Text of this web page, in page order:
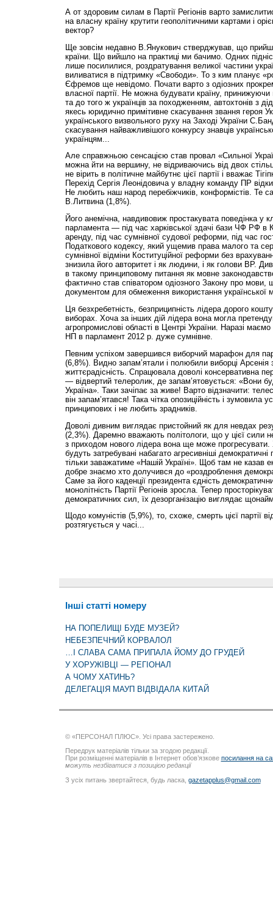
А от здоровим силам в Партії Регіонів варто
на власну країну крутити геополітичними картами і
вектор?
Ще зовсім недавно В.Яну­кович стверджував, що
країни. Що вийшло на практиці ми бачимо. Одних
лише посилилися, роздратування великої частини
виливатися в підтримку «Свободи». То з ким планує
Єфремов ще невідомо. Почати варто з одіозних
власної партії. Не можна будувати країну, принижуючи
та до того ж українців за походженням, автохтонів з
якесь юридично примітивне скасування звання героя
українського визвольного руху на Заході України
скасування найважливішого конкурсу знавців
українцям...
Але справжньою сенсацією став провал «Сильної
можна йти на вершину, не відриваючись від двох
не вірить в політичне майбутнє цієї партії і вважає
Перехід Сергія Леонідовича у владну команду ПР
Не любить наш народ перебіжчиків, конформістів. Те
В.Литвина (1,8%).
Його анемічна, навдивовиж простакувата поведінка у
парламента — під час харківської здачі бази ЧФ РФ в
аренду, під час сумнівної судової реформи, під час
Податкового кодексу, який ущемив права малого та
сумнівної відміни Коституційної реформи без
знизила його авторитет і як людини, і як голови ВР.
в такому принциповому питання як мовне
фактично став співатором одіозного Закону про мови,
документом для обмеження використання української
Ця безхребетність, безприципність лідера дорого
виборах. Хоча за інших дій лідера вона могла
агропромислові області в Центрі України. Наразі
НП в парламент 2012 р. дуже сумнівне.
Певним успіхом завершився виборчий марафон для
(6,8%). Видно запам’ятали і полюбили виборці Арсенія
життєрадісність. Спрацювала доволі консервативна
— відвертий телеролик, де запам’ятовується: «Вони
Україна». Таки зачіпає за живе! Варто відзначити:
він запам’ятався! Така чітка опозиційність і
принципових і не любить зрадників.
Доволі дивним виглядає пристойний як для невдах
(2,3%). Даремно вважають політологи, що у цієї сили
з приходом нового лідера вона ще може
будуть затребувані набагато агресивніші
тільки заважатиме «Нашій Україні». Щоб там не казав
добре знаємо хто долучився до «роздроблення
Саме за його каденції президента єд­ність
моно­літність Партії Регіонів зросла. Тепер
демократичних сил, їх дезорганізацію виглядає
Щодо комуністів (5,9%), то, схоже, смерть цієї партії
розтягується у часі...
Інші статті номеру
НА ПОПЕЛИЩІ БУДЕ МУЗЕЙ?
НЕБЕЗПЕЧНИЙ КОРВАЛОЛ
…І СЛАВА САМА ПРИПАЛА ЙОМУ ДО ГРУДЕЙ
У ХОРУЖІВЦІ — РЕГІОНАЛ
А ЧОМУ ХАТИНЬ?
ДЕЛЕГАЦІЯ МАУП ВІДВІДАЛА КИТАЙ
© «ПЕРСОНАЛ ПЛЮС». Усі права застережено.
Передрук матеріалів тільки за згодою редакції.
При розміщенні матеріалів в Інтернет обов’язкове посилання на
можуть незбігатися з позицією редакції
З усіх питань звертайтеся, будь ласка, gazetapplus@gmail.com